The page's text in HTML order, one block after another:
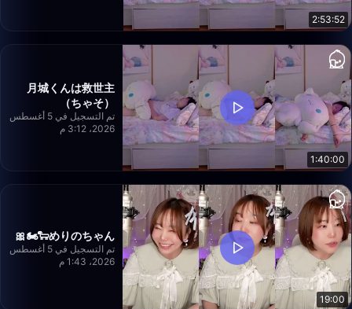
2:53:52
1:40:00
月城くんは救世主
（ちゃそ）
تم التسجيل في 5 أغسطس
2026، 3:12 م
19:00
めりのちゃん🐑🏍️🎀
تم التسجيل في 5 أغسطس
2026، 1:43 م